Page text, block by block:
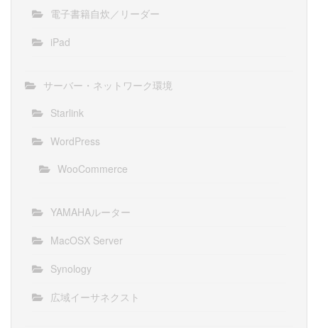
電子書籍自炊／リーダー
iPad
サーバー・ネットワーク環境
Starlink
WordPress
WooCommerce
YAMAHAルーター
MacOSX Server
Synology
広域イーサネクスト